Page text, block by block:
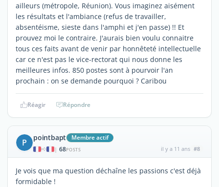
ailleurs (métropole, Réunion). Vous imaginez aisément
les résultats et l'ambiance (refus de travailler,
absentéisme, sieste dans l'amphi et j'en passe) !! Et
prouvez moi le contraire. J'aurais bien voulu connaitre
tous ces faits avant de venir par honnêteté intellectuelle
car ce n'est pas le vice-rectorat qui nous donne les
meilleures infos. 850 postes sont à pourvoir l'an
prochain : on se demande pourquoi ? Caribou
Réagir Répondre
P pointbapt Membre actif
| 68POSTS il y a 11 ans #8
Je vois que ma question déchaîne les passions c'est déjà
formidable !